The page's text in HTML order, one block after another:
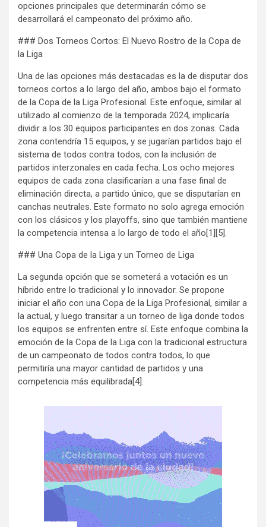
opciones principales que determinarán cómo se
desarrollará el campeonato del próximo año.
### Dos Torneos Cortos: El Nuevo Rostro de la Copa de
la Liga
Una de las opciones más destacadas es la de disputar dos
torneos cortos a lo largo del año, ambos bajo el formato
de la Copa de la Liga Profesional. Este enfoque, similar al
utilizado al comienzo de la temporada 2024, implicaría
dividir a los 30 equipos participantes en dos zonas. Cada
zona contendría 15 equipos, y se jugarían partidos bajo el
sistema de todos contra todos, con la inclusión de
partidos interzonales en cada fecha. Los ocho mejores
equipos de cada zona clasificarían a una fase final de
eliminación directa, a partido único, que se disputarían en
canchas neutrales. Este formato no solo agrega emoción
con los clásicos y los playoffs, sino que también mantiene
la competencia intensa a lo largo de todo el año[1][5].
### Una Copa de la Liga y un Torneo de Liga
La segunda opción que se someterá a votación es un
híbrido entre lo tradicional y lo innovador. Se propone
iniciar el año con una Copa de la Liga Profesional, similar a
la actual, y luego transitar a un torneo de liga donde todos
los equipos se enfrenten entre sí. Este enfoque combina la
emoción de la Copa de la Liga con la tradicional estructura
de un campeonato de todos contra todos, lo que
permitiría una mayor cantidad de partidos y una
competencia más equilibrada[4].